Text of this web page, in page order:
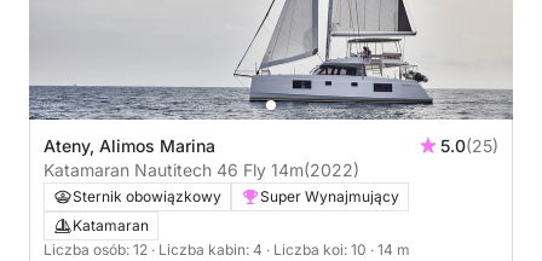
Ateny, Alimos Marina 5.0(25)
Katamaran Nautitech 46 Fly 14m(2022)
Sternik obowiązkowy
Super Wynajmujący
Katamaran
Liczba osób: 12 · Liczba kabin: 4 · Liczba koi: 10 · 14 m